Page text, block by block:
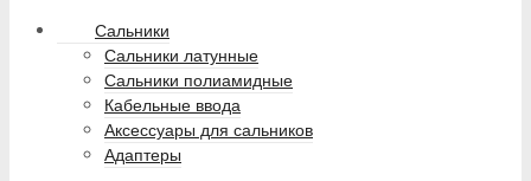
Сальники
Сальники латунные
Сальники полиамидные
Кабельные ввода
Аксессуары для сальников
Адаптеры